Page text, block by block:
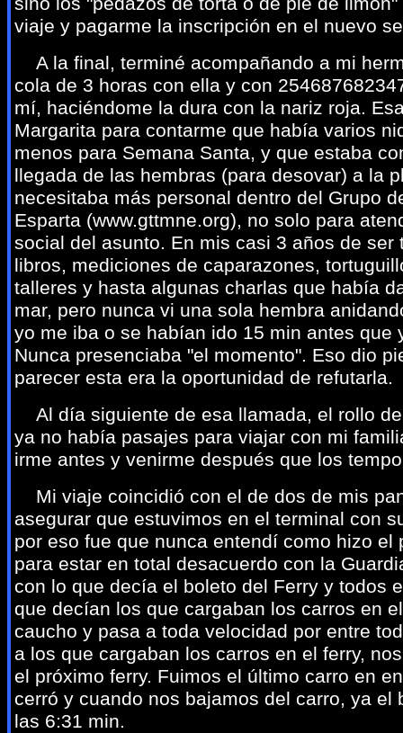
viaje y pagarme la inscripción en el nuevo
A la final, terminé acompañando a mi
cola de 3 horas con ella y con
mí, haciéndome la dura con la nariz roja.
Margarita para contarme que había varios
menos para Semana Santa, y que estaba
llegada de las hembras (para desovar) a la
necesitaba más personal dentro del Grupo
Esparta (www.gttmne.org), no solo para
social del asunto. En mis casi 3 años de
libros, mediciones de caparazones,
talleres y hasta algunas charlas que había
mar, pero nunca vi una sola hembra
yo me iba o se habían ido 15 min antes
Nunca presenciaba "el momento". Eso dio
parecer esta era la oportunidad de refutarla.
Al día siguiente de esa llamada, el rollo
ya no había pasajes para viajar con mi
irme antes y venirme después que los
Mi viaje coincidió con el de dos de mis
asegurar que estuvimos en el terminal con
por eso fue que nunca entendí como hizo
para estar en total desacuerdo con la
con lo que decía el boleto del Ferry y todos
que decían los que cargaban los carros en
caucho y pasa a toda velocidad por entre
a los que cargaban los carros en el ferry,
el próximo ferry. Fuimos el último carro en
cerró y cuando nos bajamos del carro, ya
las 6:31 min.